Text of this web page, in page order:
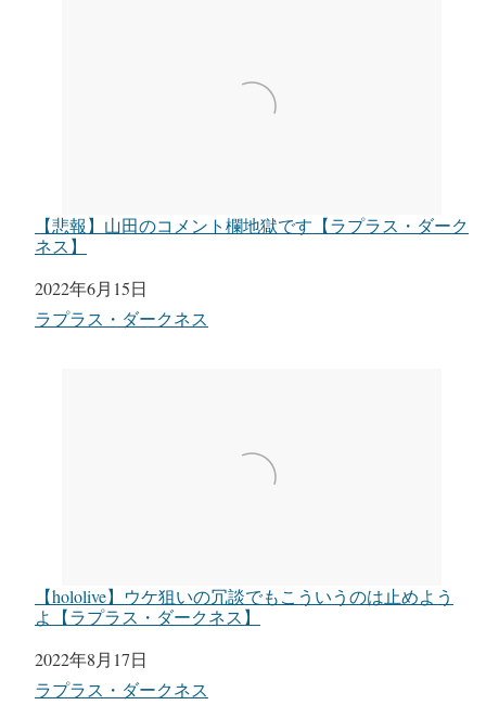
【悲報】山田のコメント欄地獄です【ラプラス・ダーク
ネス】
日付
2022年6月15日
関連理由
ラプラス・ダークネス
【hololive】ウケ狙いの冗談でもこういうのは止めよう
よ【ラプラス・ダークネス】
日付
2022年8月17日
関連理由
ラプラス・ダークネス